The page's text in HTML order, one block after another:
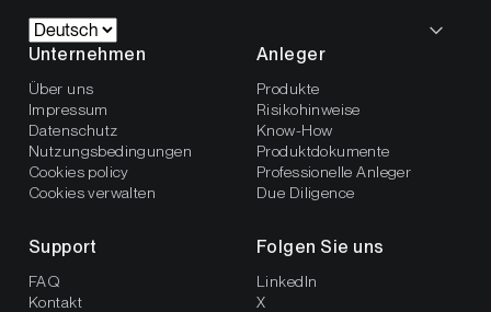
Unternehmen
Über uns
Impressum
Datenschutz
Nutzungsbedingungen
Cookies policy
Cookies verwalten
Anleger
Produkte
Risikohinweise
Know-How
Produktdokumente
Professionelle Anleger
Due Diligence
Support
FAQ
Kontakt
Folgen Sie uns
LinkedIn
X